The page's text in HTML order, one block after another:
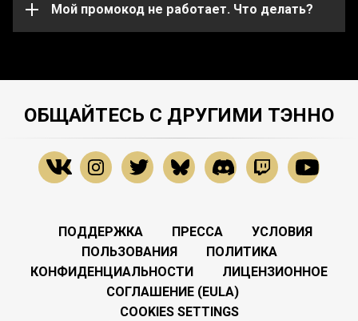
Мой промокод не работает. Что делать?
службу поддержки.
ОБЩАЙТЕСЬ С ДРУГИМИ ТЭННО
ПОДДЕРЖКА ПРЕССА
УСЛОВИЯ
ПОЛЬЗОВАНИЯ
ПОЛИТИКА
КОНФИДЕНЦИАЛЬНОСТИ
ЛИЦЕНЗИОННОЕ
СОГЛАШЕНИЕ (EULA)
COOKIES SETTINGS